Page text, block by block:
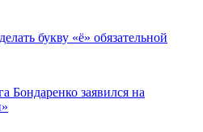
букву «ё» обязательной
Бондаренко заявился на